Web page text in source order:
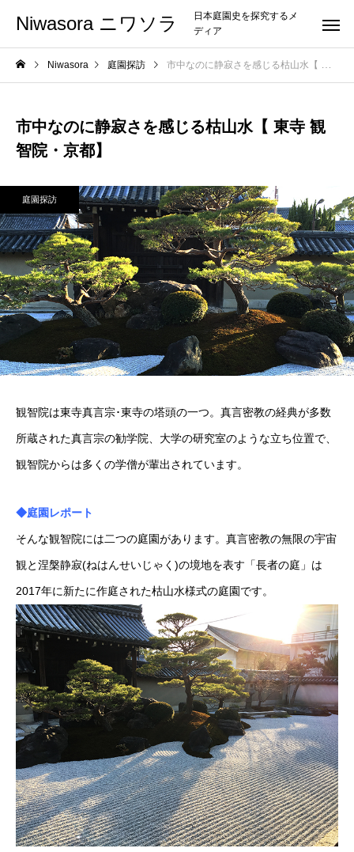
Niwasora ニワソラ
日本庭園史を探究するメ
ディア
Niwasora 庭園探訪 市中なのに静寂さを感じる枯山水【 東寺 観智院・京都】
市中なのに静寂さを感じる枯山水【 東寺 観
智院・京都】
庭園探訪
観智院は東寺真言宗･東寺の塔頭の一つ。真言密教の経典が多数
所蔵された真言宗の勧学院、大学の研究室のような立ち位置で、
観智院からは多くの学僧が輩出されています。
◆庭園レポート
そんな観智院には二つの庭園があります。真言密教の無限の宇宙
観と涅槃静寂(ねはんせいじゃく)の境地を表す「長者の庭」は
2017年に新たに作庭された枯山水様式の庭園です。